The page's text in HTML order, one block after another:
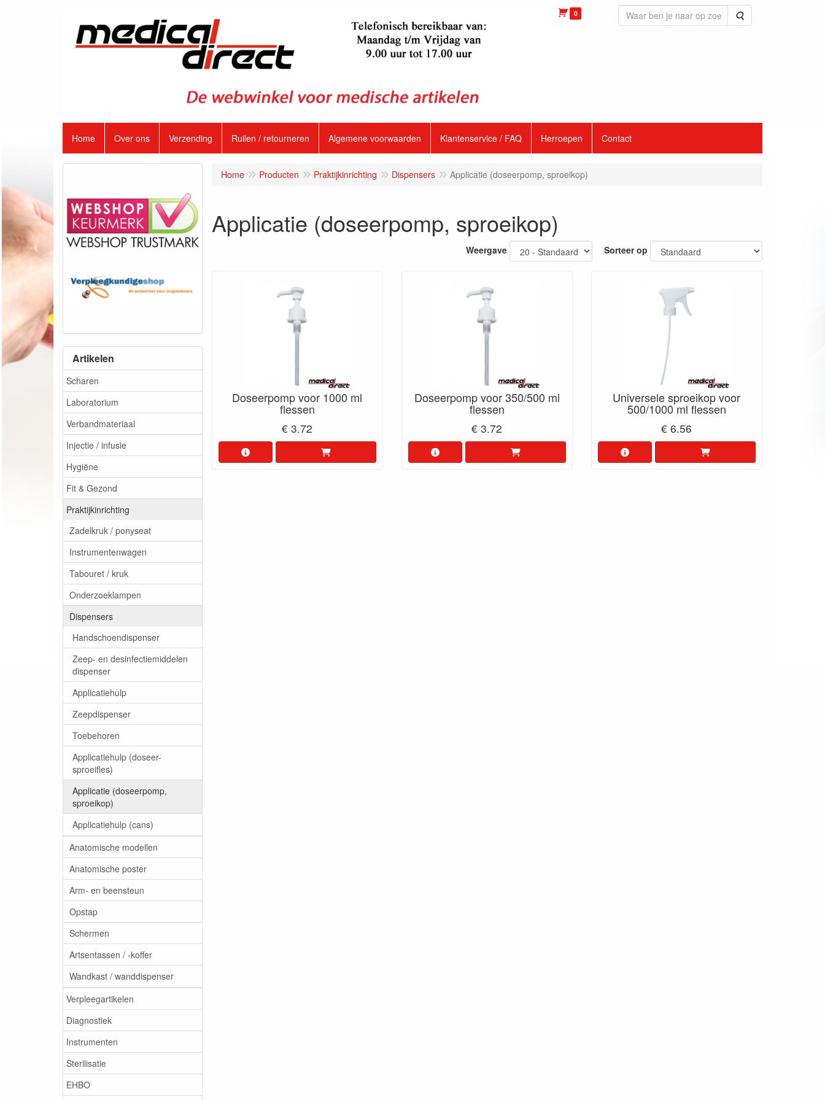
0 Zoeken
Home Over ons Verzending Ruilen / retourneren Algemene voorwaarden Klantenservice / FAQ Herroepen Contact
Artikelen
Scharen
Laboratorium
Verbandmateriaal
Injectie / infusie
Hygiëne
Fit & Gezond
Praktijkinrichting
Zadelkruk / ponyseat
Instrumentenwagen
Tabouret / kruk
Onderzoeklampen
Dispensers
Handschoendispenser
Zeep- en desinfectiemiddelen
dispenser
Applicatiehulp
Zeepdispenser
Toebehoren
Applicatiehulp (doseer-
sproeifles)
Applicatie (doseerpomp,
sproeikop)
Applicatiehulp (cans)
Anatomische modellen
Anatomische poster
Arm- en beensteun
Opstap
Schermen
Artsentassen / -koffer
Wandkast / wanddispenser
Verpleegartikelen
Diagnostiek
Instrumenten
Sterilisatie
EHBO
Home Producten Praktijkinrichting Dispensers Applicatie (doseerpomp, sproeikop)
Applicatie (doseerpomp, sproeikop)
Weergave Sorteer op
Doseerpomp voor 1000 ml
flessen
€ 3.72
Doseerpomp voor 350/500 ml
flessen
€ 3.72
Universele sproeikop voor
500/1000 ml flessen
€ 6.56